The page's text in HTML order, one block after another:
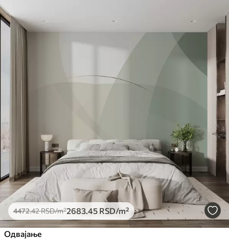
4472.42RSD/m²2683 .45 RSD/m²
Одвајање